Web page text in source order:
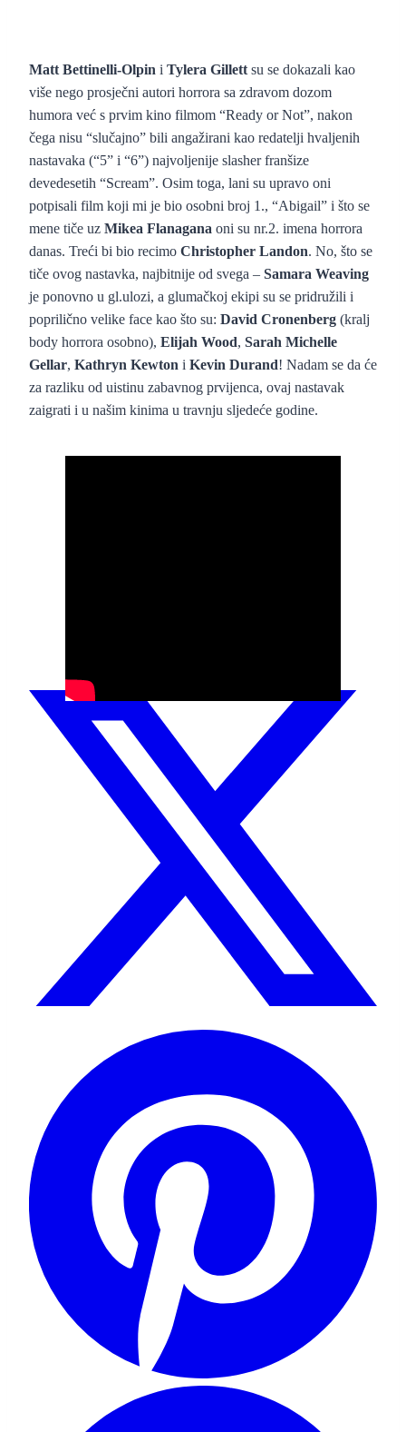
Matt Bettinelli-Olpin i Tylera Gillett su se dokazali kao
više nego prosječni autori horrora sa zdravom dozom
humora već s prvim kino filmom “Ready or Not”, nakon
čega nisu “slučajno” bili angažirani kao redatelji hvaljenih
nastavaka (“5” i “6”) najvoljenije slasher franšize
devedesetih “Scream”. Osim toga, lani su upravo oni
potpisali film koji mi je bio osobni broj 1., “Abigail” i što se
mene tiče uz Mikea Flanagana oni su nr.2. imena horrora
danas. Treći bi bio recimo Christopher Landon. No, što se
tiče ovog nastavka, najbitnije od svega – Samara Weaving
je ponovno u gl.ulozi, a glumačkoj ekipi su se pridružili i
poprilično velike face kao što su: David Cronenberg (kralj
body horrora osobno), Elijah Wood, Sarah Michelle
Gellar, Kathryn Kewton i Kevin Durand! Nadam se da će
za razliku od uistinu zabavnog prvijenca, ovaj nastavak
zaigrati i u našim kinima u travnju sljedeće godine.